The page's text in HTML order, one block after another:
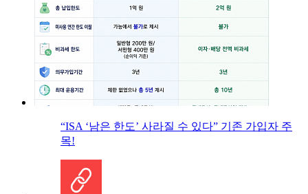
“ISA ‘남은 한도’ 사라질 수 있다” 기존 가입자 주
목!